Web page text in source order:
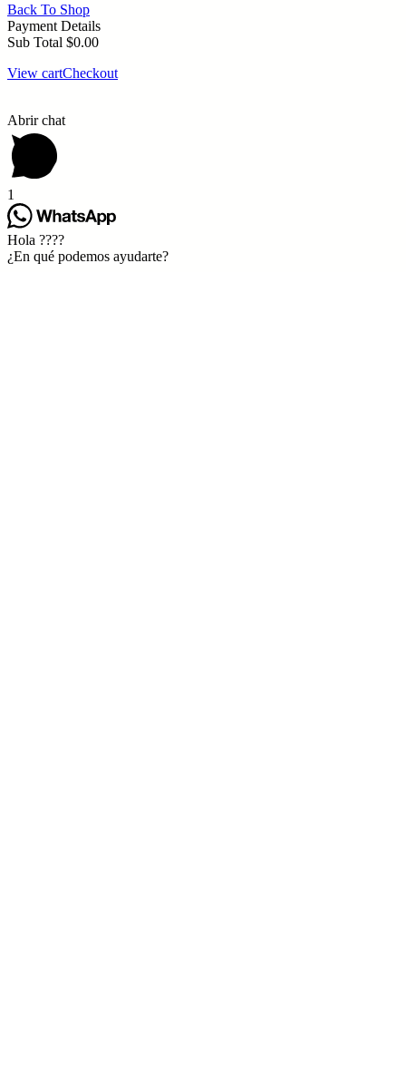
Back To Shop
Payment Details
Sub Total $0.00
View cartCheckout
Abrir chat
1
Hola ????
¿En qué podemos ayudarte?